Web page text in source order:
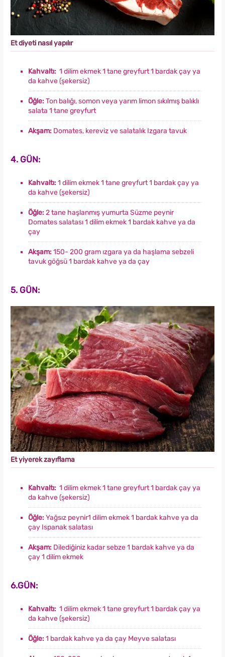
Et diyeti nasıl yapılır
Kahvaltı: 1 dilim ekmek 1 tane greyfurt 1 bardak çay ya
da kahve (şekersiz)
Öğle:Ton balığı, somon veya yarım limon sıkılmış balıklı
salata 1 tane greyfurt
Akşam: Domates, kereviz ve salatalık Izgara tavuk
4. GÜN:
Kahvaltı:1 dilim ekmek 1 tane greyfurt 1 bardak çay ya
da kahve (şekersiz)
Öğle:2 tane haşlanmış yumurta Süzme peynir
Domates salatası 1 dilim ekmek 1 bardak kahve ya da
çay
Akşam:150- 200 gram ızgara ya da haşlama sebzeli
tavuk göğsü 1 bardak kahve ya da çay
5. GÜN:
Et yiyerek zayıflama
Kahvaltı: 1 dilim ekmek 1 tane greyfurt 1 bardak çay ya
da kahve (şekersiz)
Öğle:Yağsız peynir1 dilim ekmek 1 bardak kahve ya da
çay Ispanak salatası
Akşam: Dilediğiniz kadar sebze 1 bardak kahve ya da
çay 1 dilim ekmek
6.GÜN:
Kahvaltı: 1 dilim ekmek 1 tane greyfurt 1 bardak çay ya
da kahve (şekersiz)
Öğle:1 bardak kahve ya da çay Meyve salatası